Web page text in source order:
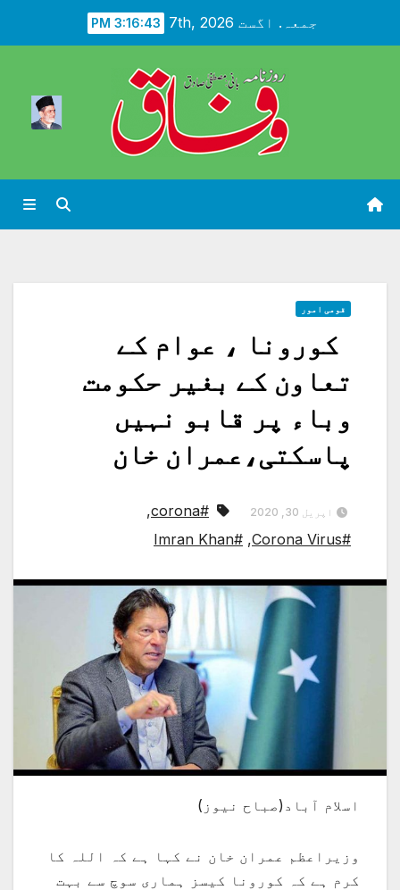
جمعہ. اگست 7th, 2026 3:16:45 PM
قومی امور
کورونا ، عوام کے
تعاون کے بغیر حکومت
وباء پر قابو نہیں
پاسکتی،عمران خان
اپریل 30, 2020 #corona
,
#Corona Virus
,
#Imran Khan
اسلام آباد(صباح نیوز)
وزیراعظم عمران خان نے کہا ہے کہ اللہ کا
کرم ہے کہ کورونا کیسز ہماری سوچ سے بہت